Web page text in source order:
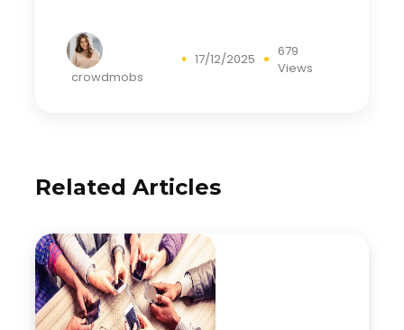
crowdmobs
17/12/2025
679
Views
Related Articles